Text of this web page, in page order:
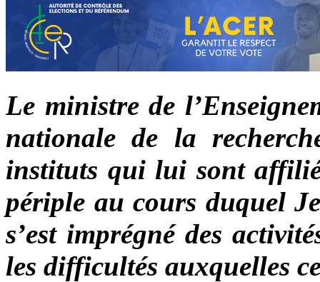
Le ministre de
nationale de la
instituts qui lui sont
périple au cours duquel
s’est imprégné des
les difficultés auxquelles